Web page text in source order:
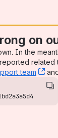
on
In the
team ,